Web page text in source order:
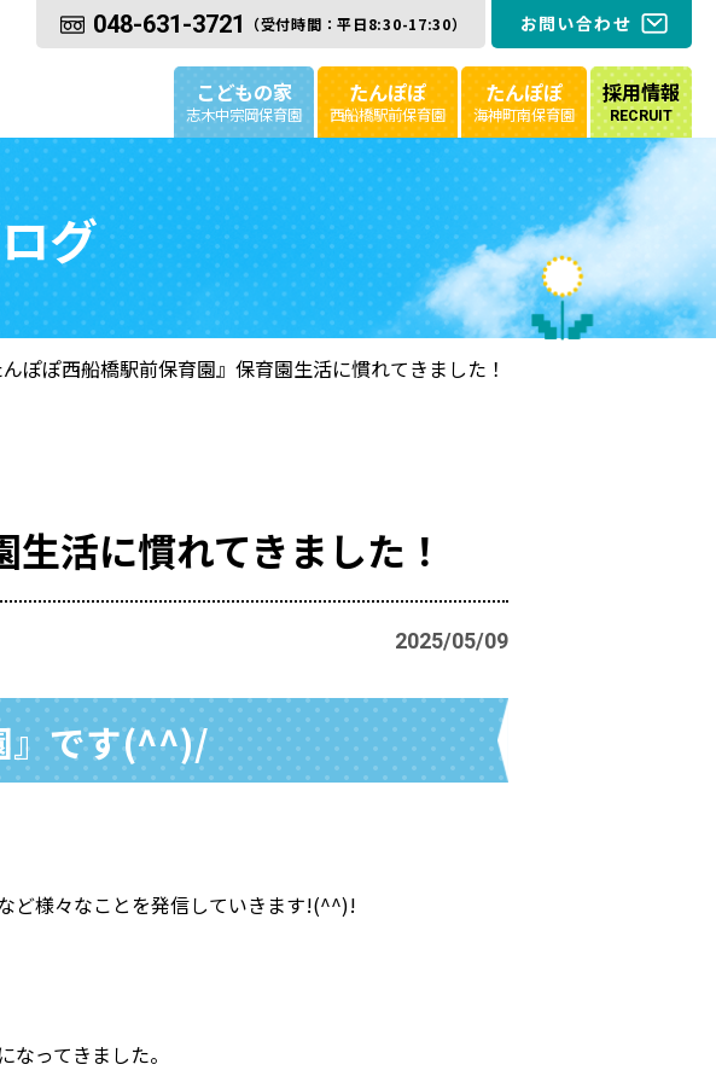
048-631-3721 （受付時間：平日8:30-17:30） お問い合わせ
こどもの家
志木中宗岡保育園
たんぽぽ
西船橋駅前保育園
たんぽぽ
海神町南保育園
採用情報
RECRUIT
グ
んぽぽ西船橋駅前保育園』保育園生活に慣れてきました！
活に慣れてきました！
2025/05/09
』です(^^)/
ど様々なことを発信していきます!(^^)!
ってきました。